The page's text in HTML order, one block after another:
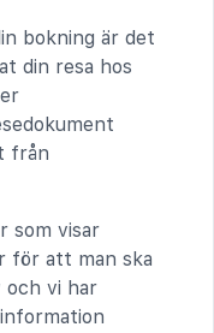
bokning är det
din resa hos
från
som visar
för att man ska
och vi har